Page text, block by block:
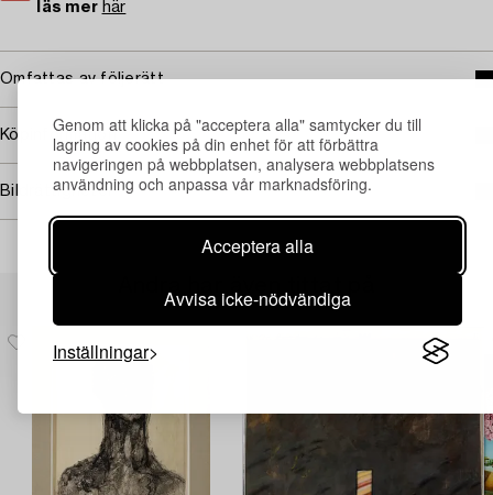
Genom att klicka på "acceptera alla" samtycker du till
lagring av cookies på din enhet för att förbättra
navigeringen på webbplatsen, analysera webbplatsens
användning och anpassa vår marknadsföring.
Acceptera alla
Avvisa icke-nödvändiga
Inställningar
läs mer här
Omfattas av följerätt
Köpinformation
Bildrättigheter